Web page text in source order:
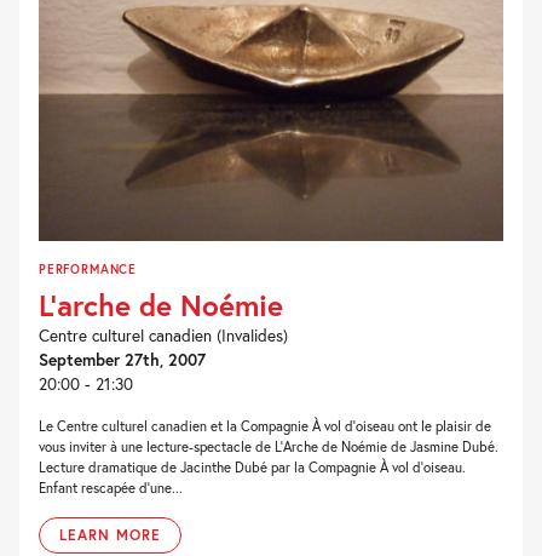
PERFORMANCE
L’arche de Noémie
Centre culturel canadien (Invalides)
September 27th, 2007
20:00 - 21:30
Le Centre culturel canadien et la Compagnie À vol d’oiseau ont le plaisir de
vous inviter à une lecture-spectacle de L’Arche de Noémie de Jasmine Dubé.
Lecture dramatique de Jacinthe Dubé par la Compagnie À vol d’oiseau.
Enfant rescapée d’une...
LEARN MORE